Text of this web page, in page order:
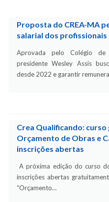
Proposta do CREA-MA
salarial dos
Aprovada pelo Colégio
presidente Wesley Assis
desde 2022 e garantir
Crea Qualificando:
Orçamento de Obras e
inscrições abertas
A próxima edição do curso
inscrições abertas
“Orçamento…